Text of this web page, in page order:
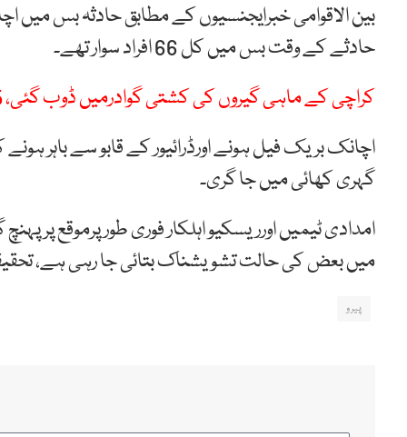
بین الاقوامی خبرایجنسیوں کے مطابق حادثہ بس میں
حادثے کے وقت بس میں کل 66 افراد سوار تھے۔
کراچی کے ماہی گیروں کی کشتی گوادرمیں ڈوب گئی، 5 لاپتہ
گہری کھائی میں جا گری۔
امدادی ٹیمیں اورریسکیو اہلکار فوری طورپرموقع پر
میں بعض کی حالت تشویشناک بتائی جا رہی ہے،
پیرو